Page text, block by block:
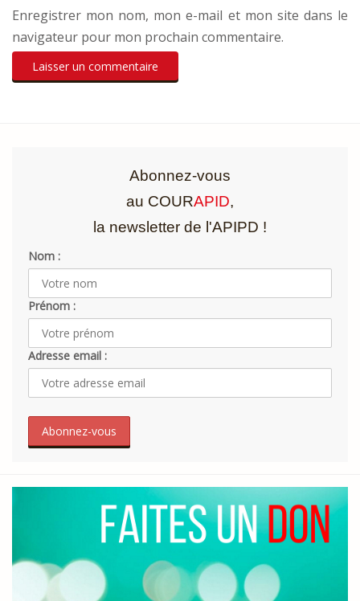
Enregistrer mon nom, mon e-mail et mon site dans le
navigateur pour mon prochain commentaire.
Abonnez-vous
au COURAPID,
la newsletter de l'APIPD !
Nom :
Prénom :
Adresse email :